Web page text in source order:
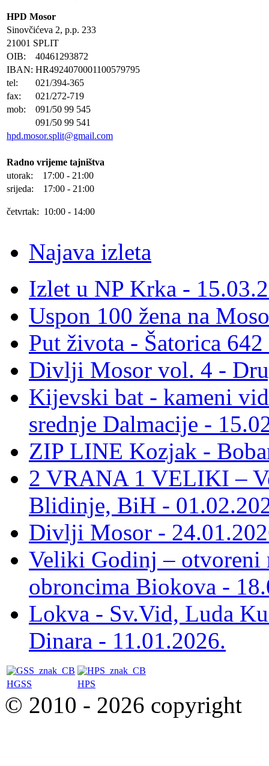
HPD Mosor
Sinovčićeva 2, p.p. 233
21001 SPLIT
OIB:
40461293872
IBAN: HR4924070001100579795
tel:
021/394-365
fax:
021/272-719
mob:
091/50 99 545
091/50 99 541
hpd.mosor.split@gmail.com
Radno vrijeme tajništva
utorak: 17:00 - 21:00
srijeda: 17:00 - 21:00
četvrtak: 10:00 - 14:00
Najava izleta
Izlet u NP Krka -
Uspon 100 žena na
Put života - Šatorica
Divlji Mosor vol. 4 -
Kijevski bat - kameni
srednje Dalmacije -
ZIP LINE Kozjak -
2 VRANA 1 VELIKI –
Blidinje, BiH -
Divlji Mosor -
Veliki Godinj – otvoreni
obroncima Biokova -
Lokva - Sv.Vid, Luda
Dinara - 11.01.2026.
HGSS HPS
© 2010 - 2026 copyright